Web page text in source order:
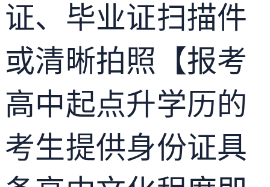
证、毕业证扫描件
或清晰拍照【报考
高中起点升学历的
考生提供身份证具